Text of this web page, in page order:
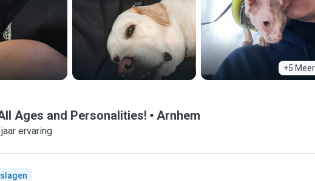
+5 Meer
Ages and Personalities! Arnhem
ervaring